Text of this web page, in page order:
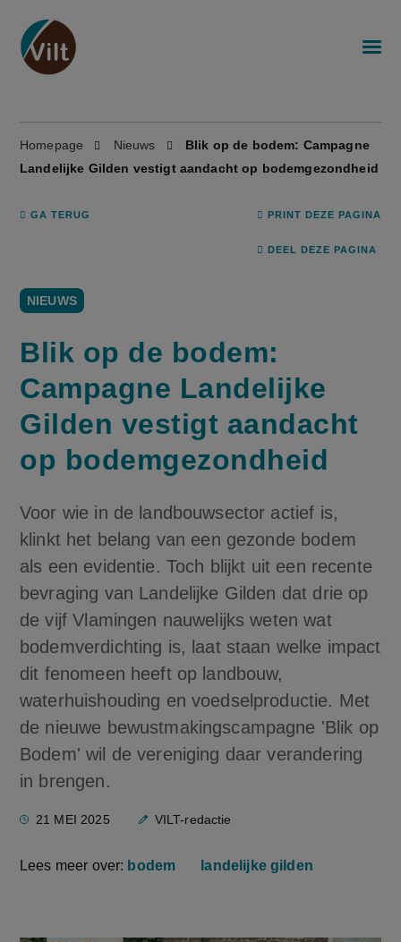
Homepage Nieuws
Blik op de bodem: Campagne
Landelijke Gilden vestigt aandacht op bodemgezondheid
GA TERUG PRINT DEZE PAGINA
DEEL DEZE PAGINA
NIEUWS
Blik op de bodem:
Campagne Landelijke
Gilden vestigt aandacht
op bodemgezondheid
Voor wie in de landbouwsector actief is,
klinkt het belang van een gezonde bodem
als een evidentie. Toch blijkt uit een recente
bevraging van Landelijke Gilden dat drie op
de vijf Vlamingen nauwelijks weten wat
bodemverdichting is, laat staan welke impact
dit fenomeen heeft op landbouw,
waterhuishouding en voedselproductie. Met
de nieuwe bewustmakingscampagne 'Blik op
Bodem' wil de vereniging daar verandering
in brengen.
21 MEI 2025 VILT-redactie
Lees meer over: bodem landelijke gilden